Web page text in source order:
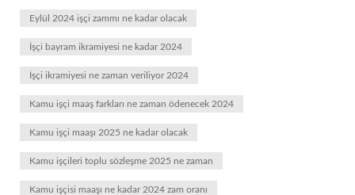
Eylül 2024 işçi zammı ne kadar olacak
İşçi bayram ikramiyesi ne kadar 2024
İşçi ikramiyesi ne zaman veriliyor 2024
Kamu işçi maaş farkları ne zaman ödenecek 2024
Kamu işçi maaşı 2025 ne kadar olacak
Kamu işçileri toplu sözleşme 2025 ne zaman
Kamu işçisi maaşı ne kadar 2024 zam oranı